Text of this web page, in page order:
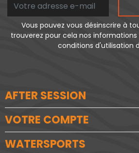
Vous pouvez vous désinscrire à
trouverez pour cela nos
conditions d'utilisation
AFTER SESSION
VOTRE COMPTE
WATERSPORTS